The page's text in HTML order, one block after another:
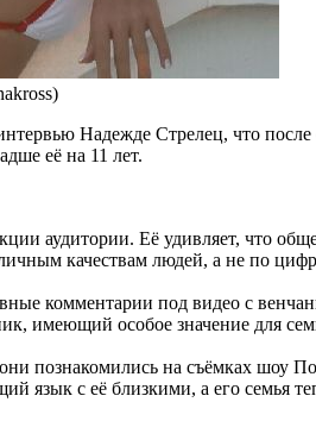
Надежде Стрелец, что
её на 11 лет.
аудитории. Её удивляет, что
качествам людей, а не по
комментарии под видео с
имеющий особое значение для
познакомились на съёмках шоу
язык с её близкими, а его семья